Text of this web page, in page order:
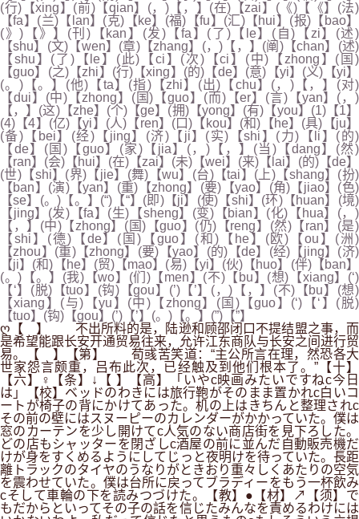
(行)【xing】(前)【qian】(，)【，】(在)【zai】(《)【《】(法)
【fa】(兰)【lan】(克)【ke】(福)【fu】(汇)【hui】(报)【bao】
(》)【》】(刊)【kan】(发)【fa】(了)【le】(自)【zi】(述)
【shu】(文)【wen】(章)【zhang】(，)【，】(阐)【chan】(述)
【shu】(了)【le】(此)【ci】(次)【ci】(中)【zhong】(国)
【guo】(之)【zhi】(行)【xing】(的)【de】(意)【yi】(义)【yi】
(。)【。】(他)【ta】(指)【zhi】(出)【chu】(，)【，】(对)
【dui】(中)【zhong】(国)【guo】(而)【er】(言)【yan】(，)
【，】(这)【zhe】(个)【ge】(拥)【yong】(有)【you】(1)【1】
(4)【4】(亿)【yi】(人)【ren】(口)【kou】(和)【he】(具)【ju】
(备)【bei】(经)【jing】(济)【ji】(实)【shi】(力)【li】(的)
【de】(国)【guo】(家)【jia】(，)【，】(当)【dang】(然)
【ran】(会)【hui】(在)【zai】(未)【wei】(来)【lai】(的)【de】
(世)【shi】(界)【jie】(舞)【wu】(台)【tai】(上)【shang】(扮)
【ban】(演)【yan】(重)【zhong】(要)【yao】(角)【jiao】(色)
【se】(。)【。】(“)【“】(即)【ji】(使)【shi】(环)【huan】(境)
【jing】(发)【fa】(生)【sheng】(变)【bian】(化)【hua】(，)
【，】(中)【zhong】(国)【guo】(仍)【reng】(然)【ran】(是)
【shi】(德)【de】(国)【guo】(和)【he】(欧)【ou】(洲)
【zhou】(重)【zhong】(要)【yao】(的)【de】(经)【jing】(济)
【ji】(和)【he】(贸)【mao】(易)【yi】(伙)【huo】(伴)【ban】
(。)【。】(我)【wo】(们)【men】(不)【bu】(想)【xiang】(‘)
【‘】(脱)【tuo】(钩)【gou】(’)【’】(，)【，】(不)【bu】(想)
【xiang】(与)【yu】(中)【zhong】(国)【guo】(‘)【‘】(脱)
【tuo】(钩)【gou】(’)【’】(。)【。】(”)【”】
ღ【 】 不出所料的是，陆逊和顾邵闭口不提结盟之事，而
是希望能跟长安开通贸易往来，允许江东商队与长安之间进行贸
易。【 】【第】 荀彧苦笑道：“主公所言在理，然恐各大
世家怨言颇重，吕布此次，已经触及到他们根本了。”【十】
【六】♀【条】↓【 】【高】「いやc映画みたいですねc今日
は」【校】ベッドのわきには旅行鞄がそのまま置かれc白いコ
ートが椅子の背にかけてあった。机の上はきちんと整理されc
その前の壁にはスヌーピーのカレンダーがかかっていた。僕は
窓のカーテンを少し開けてc人気のない商店街を見下ろした。
どの店もシャッターを閉ざしc酒屋の前に並んだ自動販売機だ
けが身をすくめるようにしてじっと夜明けを待っていた。長距
離トラックのタイヤのうなりがときおり重々しくあたりの空気
を震わせていた。僕は台所に戻ってブラディーをもう一杯飲み
cそして車輪の下を読みつづけた。【教】●【材】↗【须】で
もだからといってその子の話を信じたみんなを責めるわけには